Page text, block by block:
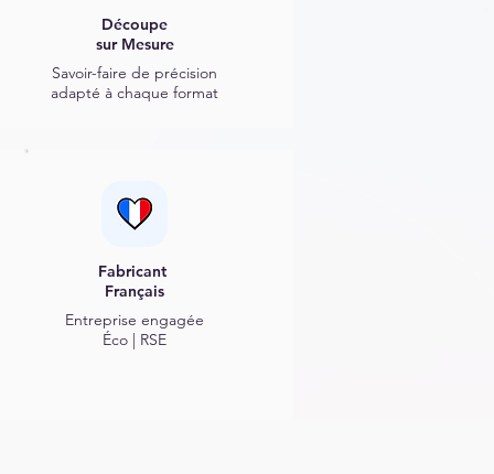
Découpe
sur Mesure
Savoir-faire de précision
adapté à chaque format
Fabricant
Français
Entreprise engagée
Éco | RSE